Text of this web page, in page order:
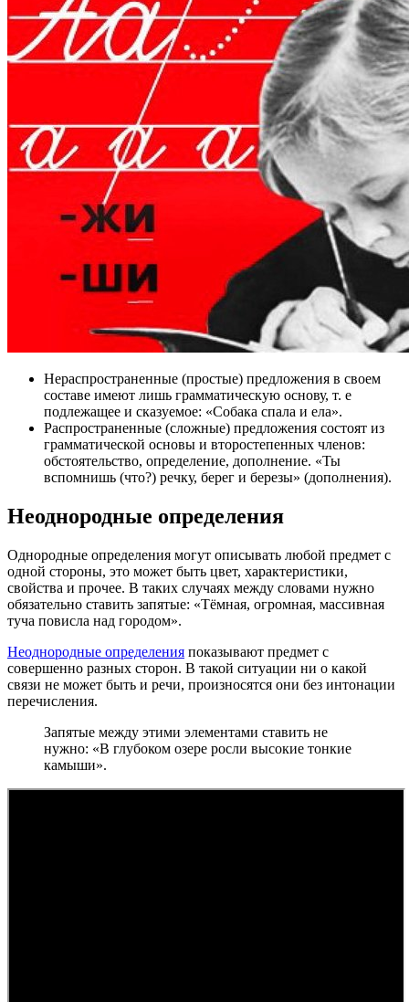
Нераспространенные (простые) предложения в своем
составе имеют лишь грамматическую основу, т. е
подлежащее и сказуемое: «Собака спала и ела».
Распространенные (сложные) предложения состоят из
грамматической основы и второстепенных членов:
обстоятельство, определение, дополнение. «Ты
вспомнишь (что?) речку, берег и березы» (дополнения).
Неоднородные определения
Однородные определения могут описывать любой предмет с
одной стороны, это может быть цвет, характеристики,
свойства и прочее. В таких случаях между словами нужно
обязательно ставить запятые: «Тёмная, огромная, массивная
туча повисла над городом».
Неоднородные определения показывают предмет с
совершенно разных сторон. В такой ситуации ни о какой
связи не может быть и речи, произносятся они без интонации
перечисления.
Запятые между этими элементами ставить не
нужно: «В глубоком озере росли высокие тонкие
камыши».